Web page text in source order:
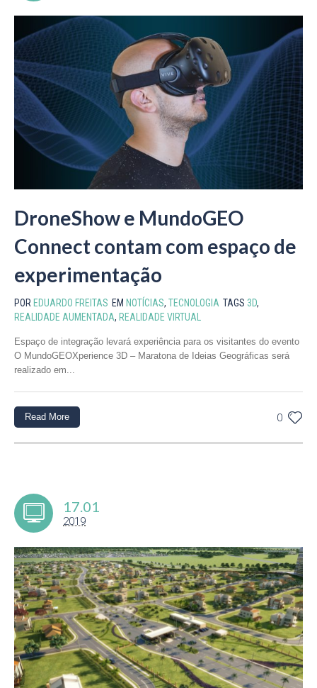
DroneShow e MundoGEO
Connect contam com espaço de
experimentação
POR EDUARDO FREITAS EM NOTÍCIAS, TECNOLOGIA TAGS 3D,
REALIDADE AUMENTADA, REALIDADE VIRTUAL
Espaço de integração levará experiência para os visitantes do evento
O MundoGEOXperience 3D – Maratona de Ideias Geográficas será
realizado em...
0
Read More
17.01
2019